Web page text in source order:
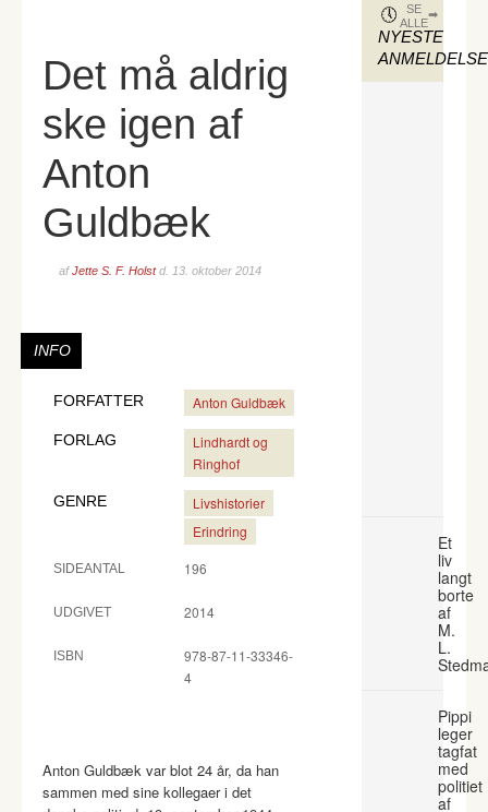
Det må aldrig
ske igen af
Anton
Guldbæk
afJette S. F. Holstd. 13. oktober 2014
INFO
FORFATTER Anton Guldbæk
FORLAG
Lindhardt og
Ringhof
GENRE
Livshistorier
Erindring
SIDEANTAL 196
UDGIVET 2014
ISBN
978-87-11-33346-
4
Anton Guldbæk var blot 24 år, da han
sammen med sine kollegaer i det
NYESTE
SE
ALLE
Et
liv
langt
borte
af
M.
L.
Pippi
leger
tagfat
med
politiet
af